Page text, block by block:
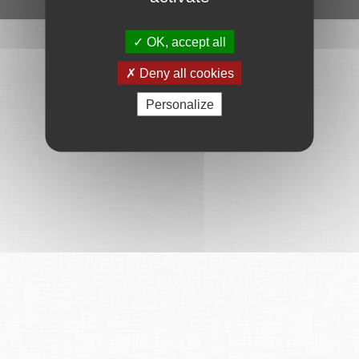
OK, accept all
Deny all cookies
Personalize